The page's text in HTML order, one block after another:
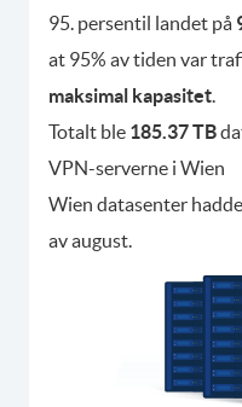
95. persentil landet på
at 95% av tiden var
maksimal kapasitet.
Totalt ble 185.37 TB
VPN-serverne i Wien
Wien datasenter
av august.